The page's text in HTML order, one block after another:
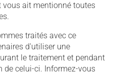
vous ait mentionné toutes
traités avec ce
d'utiliser une
le traitement et pendant
de celui-ci. Informez-vous